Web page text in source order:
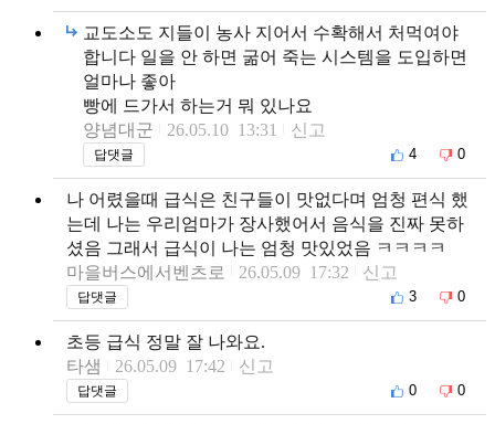
교도소도 지들이 농사 지어서 수확해서 처먹여야
합니다 일을 안 하면 굶어 죽는 시스템을 도입하면
얼마나 좋아
빵에 드가서 하는거 뭐 있나요
양념대군
26.05.10 13:31 신고
답댓글 4 0
나 어렸을때 급식은 친구들이 맛없다며 엄청 편식 했
는데 나는 우리엄마가 장사했어서 음식을 진짜 못하
셨음 그래서 급식이 나는 엄청 맛있었음 ㅋㅋㅋㅋ
마을버스에서벤츠로
26.05.09 17:32 신고
답댓글 3 0
초등 급식 정말 잘 나와요.
타샘
26.05.09 17:42 신고
답댓글 0 0